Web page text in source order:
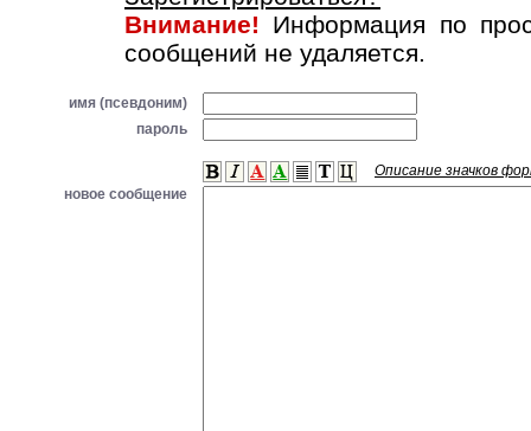
Внимание! Информация по
сообщений не удаляется.
имя (псевдоним)
пароль
Описание значков
новое сообщение